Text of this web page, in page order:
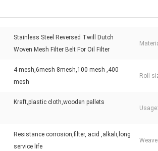
Stainless Steel Reversed Twill Dutch
Woven Mesh Filter Belt For Oil Filter
4 mesh,6mesh 8mesh,100 mesh ,400
mesh
Roll
Kraft,plastic cloth,wooden pallets
Usage:
Resistance corrosion,filter, acid ,alkali,long
service life